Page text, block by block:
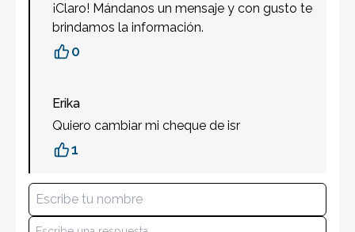
¡Claro! Mándanos un mensaje y con gusto te
brindamos la información.
0
Erika
Quiero cambiar mi cheque de isr
1